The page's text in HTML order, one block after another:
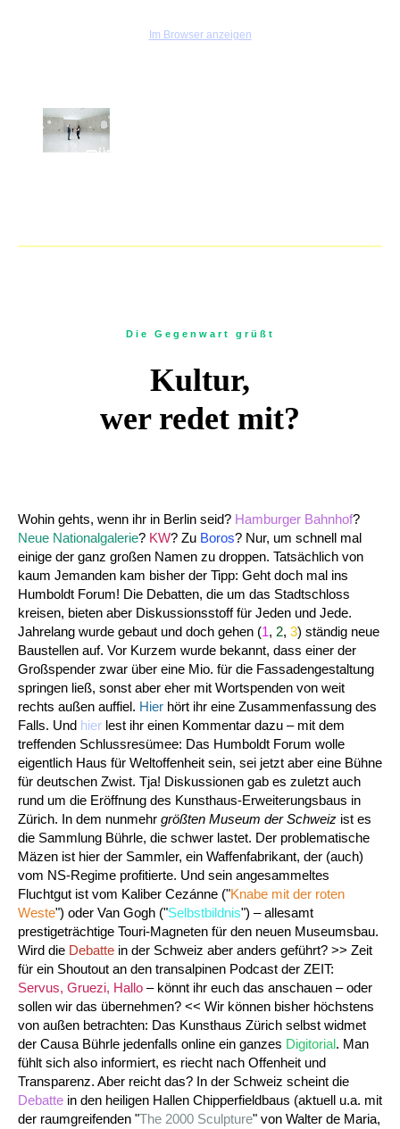
Im Browser anzeigen
Die Gegenwart grüßt
Kultur,
wer redet mit?
Wohin gehts, wenn ihr in Berlin seid? Hamburger Bahnhof?
Neue Nationalgalerie? KW? Zu Boros? Nur, um schnell mal
einige der ganz großen Namen zu droppen. Tatsächlich von
kaum Jemanden kam bisher der Tipp: Geht doch mal ins
Humboldt Forum! Die Debatten, die um das Stadtschloss
kreisen, bieten aber Diskussionsstoff für Jeden und Jede.
Jahrelang wurde gebaut und doch gehen (1, 2, 3) ständig neue
Baustellen auf. Vor Kurzem wurde bekannt, dass einer der
Großspender zwar über eine Mio. für die Fassadengestaltung
springen ließ, sonst aber eher mit Wortspenden von weit
rechts außen auffiel. Hier hört ihr eine Zusammenfassung des
Falls. Und hier lest ihr einen Kommentar dazu – mit dem
treffenden Schlussresümee: Das Humboldt Forum wolle
eigentlich Haus für Weltoffenheit sein, sei jetzt aber eine Bühne
für deutschen Zwist. Tja! Diskussionen gab es zuletzt auch
rund um die Eröffnung des Kunsthaus-Erweiterungsbaus in
Zürich. In dem nunmehr größten Museum der Schweiz ist es
die Sammlung Bührle, die schwer lastet. Der problematische
Mäzen ist hier der Sammler, ein Waffenfabrikant, der (auch)
vom NS-Regime profitierte. Und sein angesammeltes
Fluchtgut ist vom Kaliber Cezánne ("Knabe mit der roten
Weste") oder Van Gogh ("Selbstbildnis") – allesamt
prestigeträchtige Touri-Magneten für den neuen Museumsbau.
Wird die Debatte in der Schweiz aber anders geführt? >> Zeit
für ein Shoutout an den transalpinen Podcast der ZEIT:
Servus, Gruezi, Hallo – könnt ihr euch das anschauen – oder
sollen wir das übernehmen? << Wir können bisher höchstens
von außen betrachten: Das Kunsthaus Zürich selbst widmet
der Causa Bührle jedenfalls online ein ganzes Digitorial. Man
fühlt sich also informiert, es riecht nach Offenheit und
Transparenz. Aber reicht das? In der Schweiz scheint die
Debatte in den heiligen Hallen Chipperfieldbaus (aktuell u.a. mit
der raumgreifenden "The 2000 Sculpture" von Walter de Maria,